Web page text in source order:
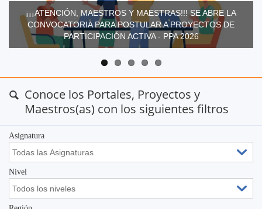
¡¡¡ATENCIÓN, MAESTROS Y MAESTRAS!!! SE ABRE LA
CONVOCATORIA PARA POSTULAR A PROYECTOS DE
PARTICIPACIÓN ACTIVA - PPA 2026
Conoce los Portales, Proyectos y
Maestros(as) con los siguientes filtros
Asignatura
Nivel